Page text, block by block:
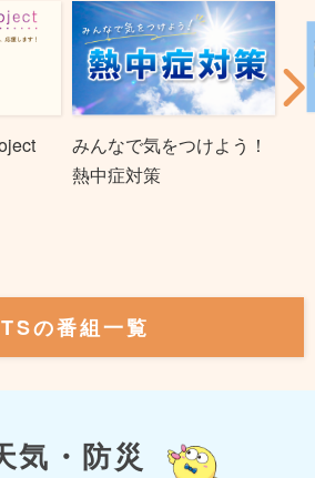
みんなで気をつけよう！
熱中症対策
の番組一覧
気・防災